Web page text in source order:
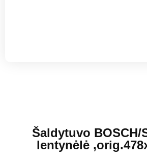
Šaldytuvo BOSCH/
lentynėlė